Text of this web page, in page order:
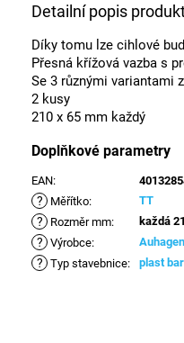
Detailní popis
Díky tomu lze cihlové
Přesná křížová vazba s
Se 3 různými variantami
2 kusy
210 x 65 mm každý
Doplňkové parametry
EAN:
? Měřítko: TT
? Rozměr mm: každá
? Výrobce: Auhagen
? Typ stavebnice: plast